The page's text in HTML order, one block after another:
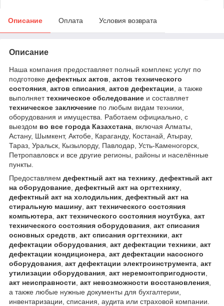
Описание Оплата Условия возврата
Описание
Наша компания предоставляет полный комплекс услуг по
подготовке дефектных актов актов технического
состояния актов списания актов дефектации , а также
выполняеттехническое обследование и составляет
техническое заключение по любым видам техники,
оборудования и имущества. Работаем официально, с
выездом во все города Казахстана , включая Алматы,
Астану, Шымкент, Актобе, Караганду, Костанай, Атырау,
Тараз, Уральск, Кызылорду, Павлодар, Усть-Каменогорск,
Петропавловск и все другие регионы, районы и населённые
пункты.
Предоставляем дефектный акт на технику дефектный акт
на оборудование дефектный акт на оргтехнику
дефектный акт на холодильник дефектный акт на
стиральную машину акт технического состояния
компьютера акт технического состояния ноутбука акт
технического состояния оборудования акт списания
основных средств акт списания оргтехники акт
дефектации оборудования акт дефектации техники акт
дефектации кондиционера акт дефектации насосного
оборудования акт дефектации электроинструмента акт
утилизации оборудования акт неремонтопригодности
акт неисправности акт невозможности восстановления
а также любые нужные документы для бухгалтерии,
инвентаризации, списания, аудита или страховой компании.